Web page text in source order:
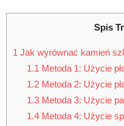
Spis
1 Jak wyrównać kamień
1.1 Metoda 1: Użycie
1.2Metoda 2: Użycie
1.3Metoda 3: Użycie
1.4Metoda 4: Użycie